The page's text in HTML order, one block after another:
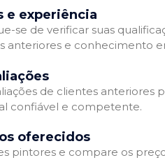
e experiência
se de verificar suas
anteriores e conhecimento
de clientes
confiável e competente.
oferecidos
pintores e compare os